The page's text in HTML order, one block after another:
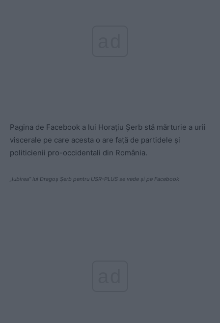
Pagina de Facebook a lui Horațiu Șerb stă mărturie a urii
viscerale pe care acesta o are față de partidele și
politicienii pro-occidentali din România.
„Iubirea” lui Dragoș Șerb pentru USR-PLUS se vede și pe Facebook